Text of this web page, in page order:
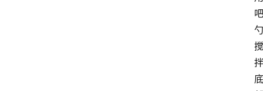
吧
勺
搅
拌
底